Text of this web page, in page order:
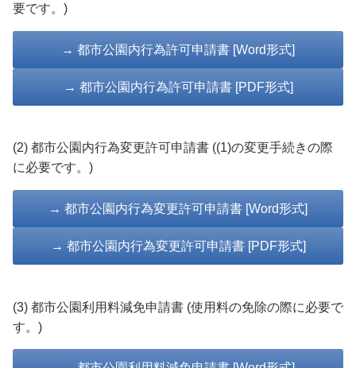
要です。)
→ 都市公園内行為許可申請書 [Word形式]
→ 都市公園内行為許可申請書 [PDF形式]
(2) 都市公園内行為変更許可申請書 ((1)の変更手続きの際
に必要です。)
→ 都市公園内行為変更許可申請書 [Word形式]
→ 都市公園内行為変更許可申請書 [PDF形式]
(3) 都市公園利用料減免申請書 (使用料の免除の際に必要で
す。)